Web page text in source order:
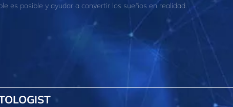
es posible y ayudar a convertir los sueños en realidad.